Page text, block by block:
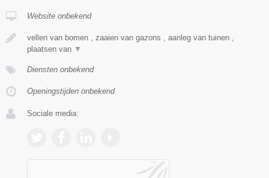
Website onbekend
vellen van bomen , zaaien van gazons , aanleg van tuinen ,
plaatsen van ▼
Diensten onbekend
Openingstijden onbekend
Sociale media: